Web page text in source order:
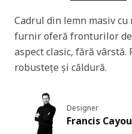
Cadrul din lemn masiv
furnir oferă fronturilor de
aspect clasic, fără
robustețe și căldură.
Designer
Francis